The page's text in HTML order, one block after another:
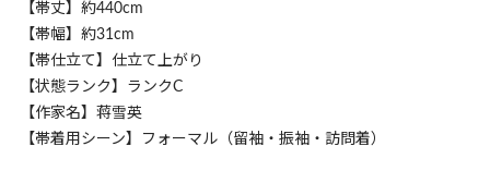
【帯丈】約440cm
【帯幅】約31cm
【帯仕立て】仕立て上がり
【状態ランク】ランクC
【作家名】蒋雪英
【帯着用シーン】フォーマル（留袖・振袖・訪問着）